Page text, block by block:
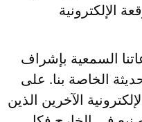
الإلكترونية
زرعاتنا السمعية بإشراف
الخاصة بنا. على
الآخرين الذين